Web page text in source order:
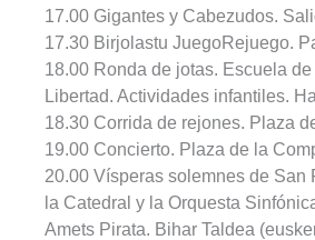
17.00 Gigantes y Cabezudos.
17.30 Birjolastu JuegoRejuego.
18.00 Ronda de jotas. Escuela
Libertad. Actividades infantiles.
18.30 Corrida de rejones. Plaza
19.00 Concierto. Plaza de la
20.00 Vísperas solemnes de
la Catedral y la Orquesta
Amets Pirata. Bihar Taldea